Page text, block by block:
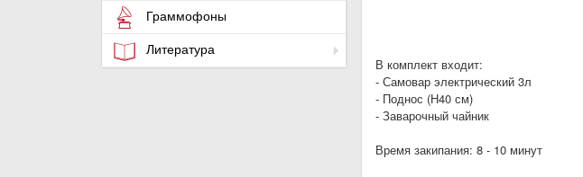
Граммофоны
Литература
В комплект входит:
- Самовар электрический 3л
- Поднос (Н40 см)
- Заварочный чайник
Время закипания: 8 - 10 минут